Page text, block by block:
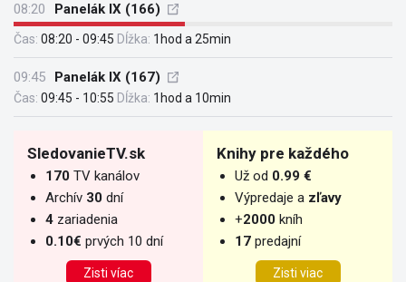
08:20 Panelák IX (166)
Čas: 08:20 - 09:45 Dĺžka: 1hod a 25min
09:45 Panelák IX (167)
Čas: 09:45 - 10:55 Dĺžka: 1hod a 10min
SledovanieTV.sk
170 TV kanálov
Archív 30 dní
4 zariadenia
0.10€ prvých 10 dní
Zisti víac
Knihy pre každého
Už od 0.99 €
Výpredaje a zľavy
+2000 kníh
17 predajní
Zisti viac